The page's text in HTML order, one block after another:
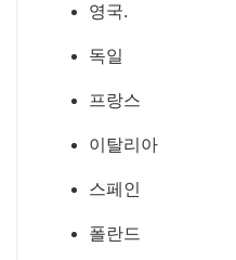
영국.
독일
프랑스
이탈리아
스페인
폴란드